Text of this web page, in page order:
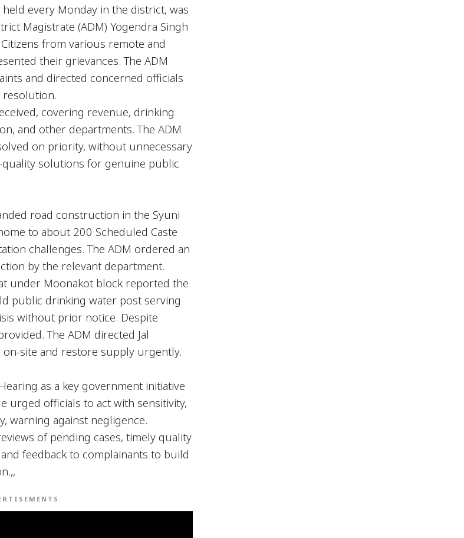
every Monday in the district, was
Magistrate (ADM) Yogendra Singh
from various remote and
their grievances. The ADM
and directed concerned officials
covering revenue, drinking
and other departments. The ADM
on priority, without unnecessary
quality solutions for genuine public
road construction in the Syuni
to about 200 Scheduled Caste
challenges. The ADM ordered an
by the relevant department.
under Moonakot block reported the
public drinking water post serving
without prior notice. Despite
The ADM directed Jal
on-site and restore supply urgently.
as a key government initiative
urged officials to act with sensitivity,
warning against negligence.
of pending cases, timely quality
feedback to complainants to build